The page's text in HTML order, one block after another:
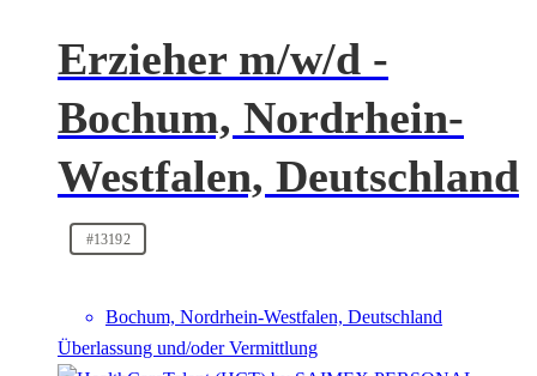
Erzieher m/w/d -
Bochum, Nordrhein-
Westfalen, Deutschland
#13192
Bochum, Nordrhein-Westfalen, Deutschland
Überlassung und/oder Vermittlung